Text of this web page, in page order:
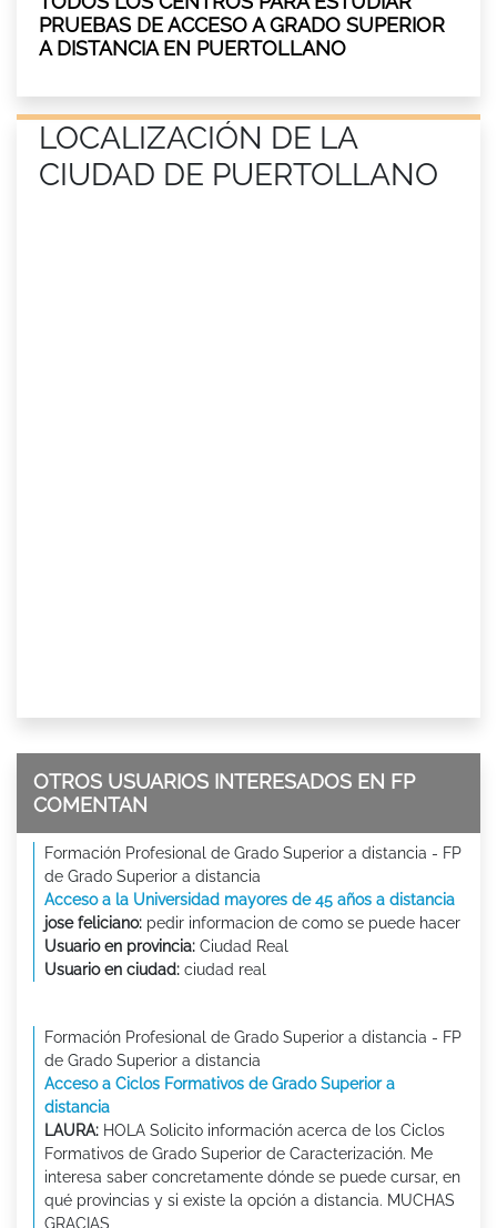
PRUEBAS DE ACCESO A GRADO SUPERIOR
A DISTANCIA EN PUERTOLLANO
LOCALIZACIÓN DE LA
CIUDAD DE PUERTOLLANO
OTROS USUARIOS INTERESADOS EN FP
COMENTAN
Formación Profesional de Grado Superior a distancia - FP
de Grado Superior a distancia
Acceso a la Universidad mayores de 45 años a distancia
jose feliciano: pedir informacion de como se puede hacer
Usuario en provincia: Ciudad Real
Usuario en ciudad: ciudad real
Formación Profesional de Grado Superior a distancia - FP
de Grado Superior a distancia
Acceso a Ciclos Formativos de Grado Superior a
distancia
LAURA: HOLA Solicito información acerca de los Ciclos
Formativos de Grado Superior de Caracterización. Me
interesa saber concretamente dónde se puede cursar, en
qué provincias y si existe la opción a distancia. MUCHAS
GRACIAS